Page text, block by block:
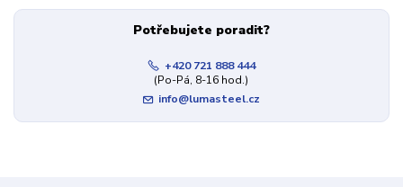
Potřebujete poradit?
+420 721 888 444
(Po-Pá, 8-16 hod.)
info@lumasteel.cz